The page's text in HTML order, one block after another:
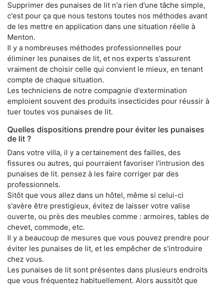
Supprimer des punaises de lit n'a rien d'une tâche simple,
c'est pour ça que nous testons toutes nos méthodes avant
de les mettre en application dans une situation réelle à
Menton.
Il y a nombreuses méthodes professionnelles pour
éliminer les punaises de lit, et nos experts s'assurent
vraiment de choisir celle qui convient le mieux, en tenant
compte de chaque situation.
Les techniciens de notre compagnie d'extermination
emploient souvent des produits insecticides pour réussir à
tuer toutes vos punaises de lit.
Quelles dispositions prendre pour éviter les punaises
de lit ?
Dans votre villa, il y a certainement des failles, des
fissures ou autres, qui pourraient favoriser l'intrusion des
punaises de lit. pensez à les faire corriger par des
professionnels.
Sitôt que vous allez dans un hôtel, même si celui-ci
s'avère être prestigieux, évitez de laisser votre valise
ouverte, ou près des meubles comme : armoires, tables de
chevet, commode, etc.
Il y a beaucoup de mesures que vous pouvez prendre pour
éviter les punaises de lit, et les empêcher de s'introduire
chez vous.
Les punaises de lit sont présentes dans plusieurs endroits
que vous fréquentez habituellement. Alors aussitôt que